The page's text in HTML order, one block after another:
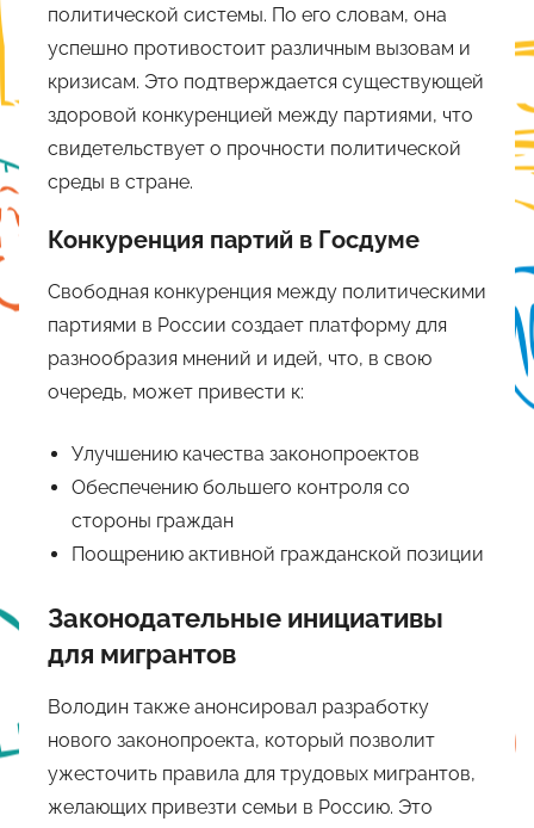
политической системы. По его словам, она
успешно противостоит различным вызовам и
кризисам. Это подтверждается существующей
здоровой конкуренцией между партиями, что
свидетельствует о прочности политической
среды в стране.
Конкуренция партий в Госдуме
Свободная конкуренция между политическими
партиями в России создает платформу для
разнообразия мнений и идей, что, в свою
очередь, может привести к:
Улучшению качества законопроектов
Обеспечению большего контроля со
стороны граждан
Поощрению активной гражданской позиции
Законодательные инициативы
для мигрантов
Володин также анонсировал разработку
нового законопроекта, который позволит
ужесточить правила для трудовых мигрантов,
желающих привезти семьи в Россию. Это